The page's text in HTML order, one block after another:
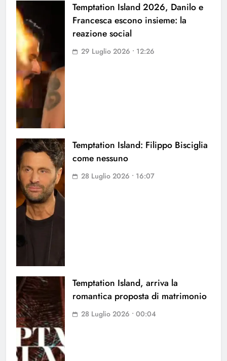
Temptation Island 2026, Danilo e
Francesca escono insieme: la
reazione social
29 Luglio 2026 • 12:26
Temptation Island: Filippo Bisciglia
come nessuno
28 Luglio 2026 • 16:07
Temptation Island, arriva la
romantica proposta di matrimonio
28 Luglio 2026 • 00:04